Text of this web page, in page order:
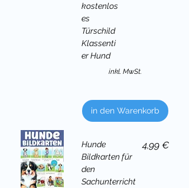
kostenlos
es
Türschild
Klassenti
er Hund
inkl. MwSt.
in den Warenkorb
Hunde
Bildkarten für
den
Sachunterricht
Preis
4,99 €